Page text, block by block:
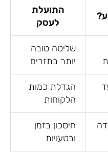
התועלת
לעסק
שליטה טובה
יותר בתזרים
הגדלת כמות
הלקוחות
חיסכון בזמן
ובטעויות